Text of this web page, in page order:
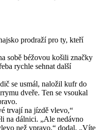
prodraží pro ty, kteří
sobě béžovou košili značky
rychle sehnat další
se usmál, naložil kufr do
dveře. Ten se vsoukal
trvají na jízdě vlevo,“
na dálnici. „Ale nedávno
než vpravo,“ dodal. „Víte